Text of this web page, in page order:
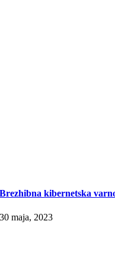
Brezhibna kibernetska
30 maja, 2023